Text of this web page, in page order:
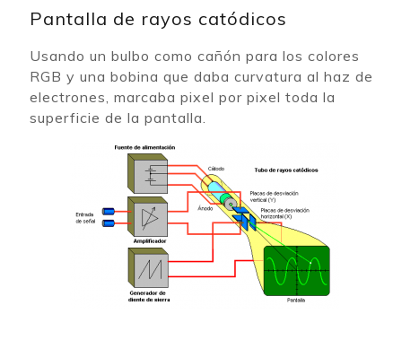
Pantalla de rayos catódicos
Usando un bulbo como cañón para los colores
RGB y una bobina que daba curvatura al haz de
electrones, marcaba pixel por pixel toda la
superficie de la pantalla.